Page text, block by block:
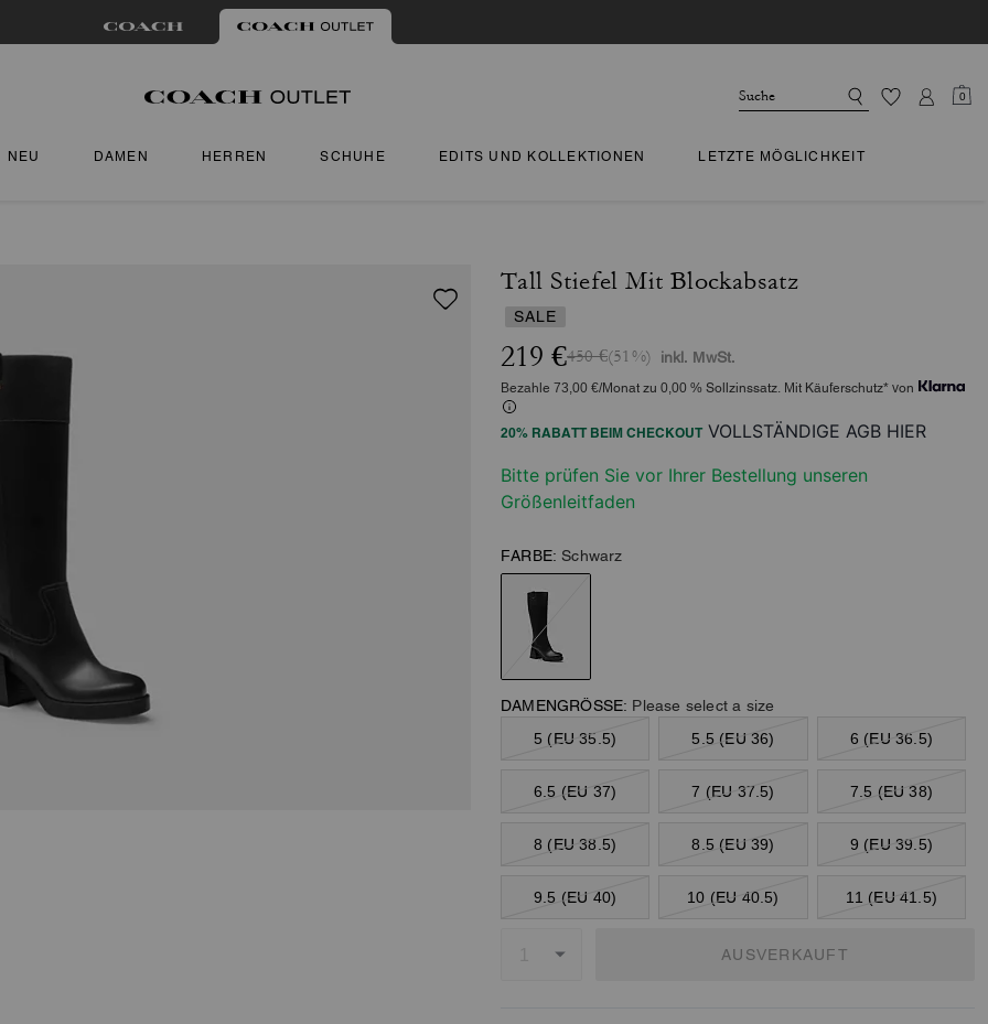
0
NEU DAMEN HERREN SCHUHE EDITS UND KOLLEKTIONEN LETZTE MÖGLICHKEIT
Tall Stiefel Mit Blockabsatz
SALE
219 €450 €(51%) inkl. MwSt.
Bezahle 73,00 €/Monat zu 0,00 % Sollzinssatz. Mit Käuferschutz* von
20% RABATT BEIM CHECKOUT VOLLSTÄNDIGE AGB HIER
Bitte prüfen Sie vor Ihrer Bestellung unseren
Größenleitfaden
FARBE: Schwarz
DAMENGRÖSSE: Please select a size
5 (EU 35.5)
5.5 (EU 36) 6 (EU 36.5)
6.5 (EU 37) 7 (EU 37.5) 7.5 (EU 38)
8 (EU 38.5) 8.5 (EU 39) 9 (EU 39.5)
9.5 (EU 40) 10 (EU 40.5) 11 (EU 41.5)
AUSVERKAUFT